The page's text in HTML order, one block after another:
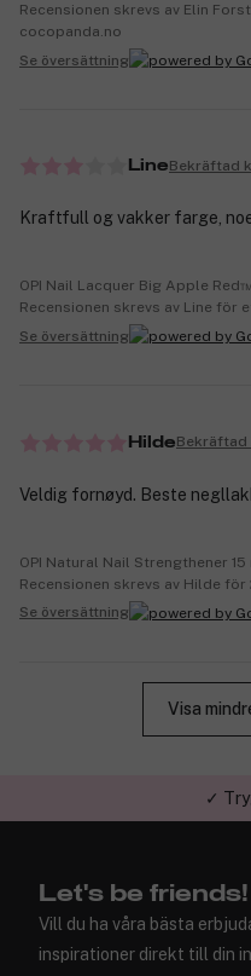
Recensionen skrevs av Elin
cocopanda.no
Se översättning
LineBekräftad
Kraftfull og vakker farge,
OPI Nail Lacquer Big Apple
Recensionen skrevs av Line för
Se översättning
HildeBekräftad
Veldig fornøyd. Beste
OPI Natural Nail Strengthener 15
Recensionen skrevs av Hilde
Se översättning
Visa
✓
Let's be friends!
Vill du ha våra bästa
inspirationer direkt till din